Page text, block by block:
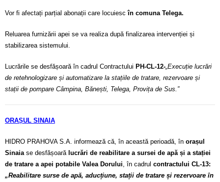
Vor fi afectați parțial abonații care locuiesc în comuna Telega.
Reluarea furnizării apei se va realiza după finalizarea intervenției și
stabilizarea sistemului.
Lucrările se desfășoară în cadrul Contractului PH-CL-12-„Execuție lucrări
de retehnologizare și automatizare la stațiile de tratare, rezervoare și
stații de pompare Câmpina, Bănești, Telega, Provița de Sus.”
ORAȘUL SINAIA
HIDRO PRAHOVA S.A. informează că, în această perioadă, în orașul
Sinaia se desfășoară lucrări de reabilitare a sursei de apă și a stației
de tratare a apei potabile Valea Dorului , în cadrul contractului CL-13:
„Reabilitare surse de apă, aducțiune, stații de tratare și rezervoare în